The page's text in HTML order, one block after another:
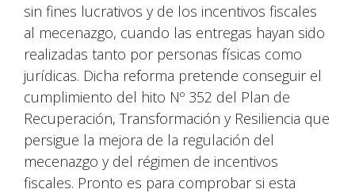
sin fines lucrativos y de los incentivos fiscales
al mecenazgo, cuando las entregas hayan sido
realizadas tanto por personas físicas como
jurídicas. Dicha reforma pretende conseguir el
cumplimiento del hito Nº 352 del Plan de
Recuperación, Transformación y Resiliencia que
persigue la mejora de la regulación del
mecenazgo y del régimen de incentivos
fiscales. Pronto es para comprobar si esta